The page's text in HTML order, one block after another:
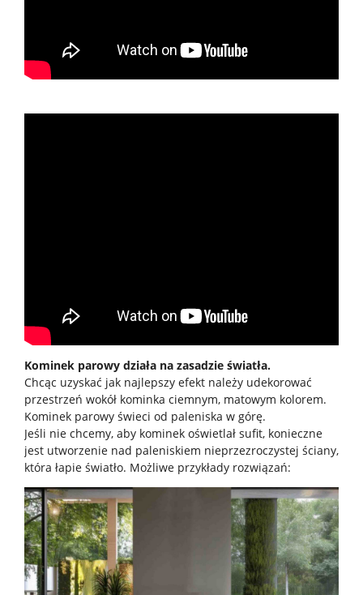
Kominek parowy działa na zasadzie światła.
Chcąc uzyskać jak najlepszy efekt należy udekorować
przestrzeń wokół kominka ciemnym, matowym kolorem.
Kominek parowy świeci od paleniska w górę.
Jeśli nie chcemy, aby kominek oświetlał sufit, konieczne
jest utworzenie nad paleniskiem nieprzezroczystej ściany,
która łapie światło. Możliwe przykłady rozwiązań: